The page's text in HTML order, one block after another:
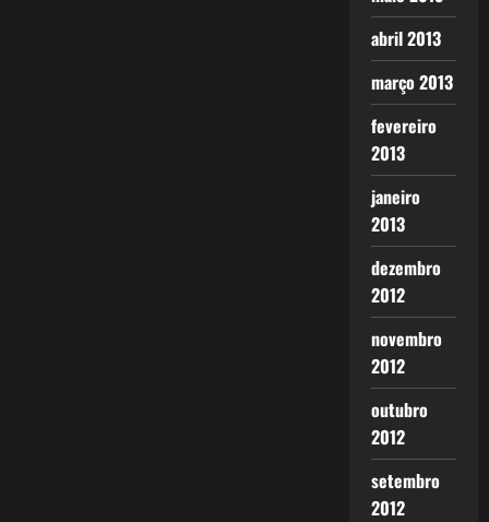
abril 2013
março 2013
fevereiro
2013
janeiro
2013
dezembro
2012
novembro
2012
outubro
2012
setembro
2012